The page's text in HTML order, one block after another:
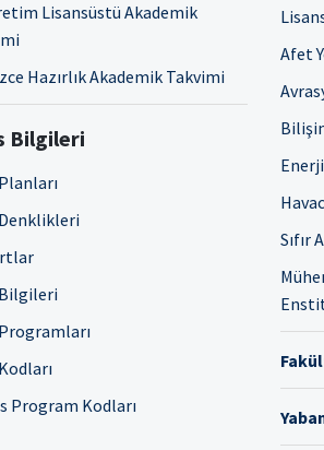
Lisansüstü Akademik
Hazırlık Akademik Takvimi
Bilgileri
Program Kodları
Afet
Sıfır